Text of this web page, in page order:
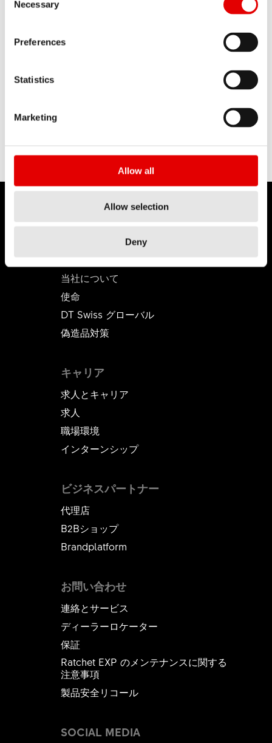
Necessary
Preferences
Statistics
Marketing
Allow all
Allow selection
Deny
DT SWISS
当社について
使命
DT Swiss グローバル
偽造品対策
キャリア
求人とキャリア
求人
職場環境
インターンシップ
お問い合わせ
連絡とサービス
ディーラーロケーター
保証
Ratchet EXP のメンテナンスに関する
注意事項
製品安全リコール
ビジネスパートナー
代理店
B2Bショップ
Brandplatform
SOCIAL MEDIA